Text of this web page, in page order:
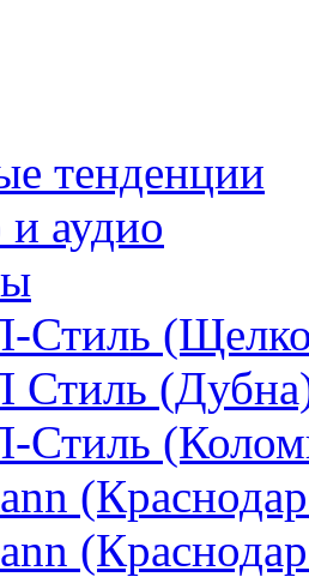
тенденции
аудио